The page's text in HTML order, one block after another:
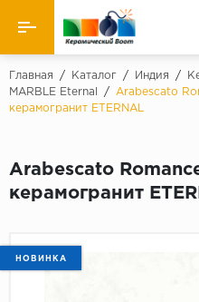
Назад
Производители
Керамогранит
Искусственный камень
Главная / Каталог / Индия /
MARBLE Eternal
/
Arabescato
керамогранит ETERNAL
Arabescato
керамогранит
НОВИНКА